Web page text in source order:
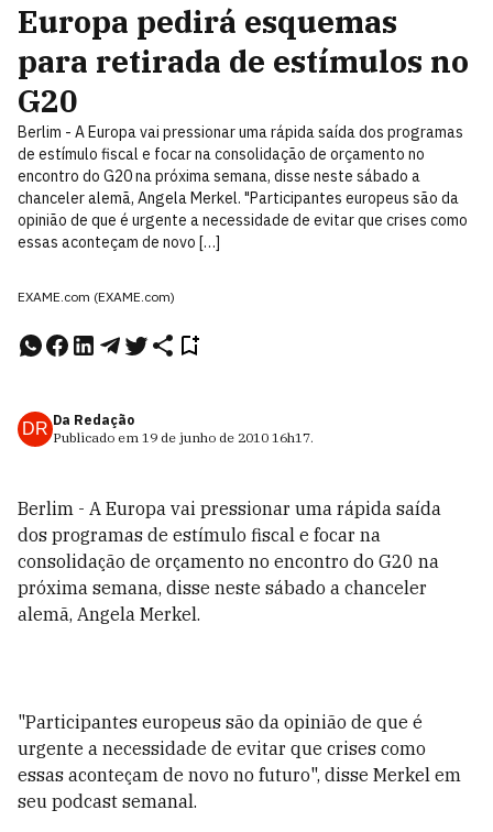
Europa pedirá esquemas
para retirada de estímulos no
G20
Berlim - A Europa vai pressionar uma rápida saída dos programas
de estímulo fiscal e focar na consolidação de orçamento no
encontro do G20 na próxima semana, disse neste sábado a
chanceler alemã, Angela Merkel. "Participantes europeus são da
opinião de que é urgente a necessidade de evitar que crises como
essas aconteçam de novo […]
EXAME.com (EXAME.com)
DR Da Redação
Publicado em 19 de junho de 2010 16h17.
Berlim - A Europa vai pressionar uma rápida saída
dos programas de estímulo fiscal e focar na
consolidação de orçamento no encontro do G20 na
próxima semana, disse neste sábado a chanceler
alemã, Angela Merkel.
"Participantes europeus são da opinião de que é
urgente a necessidade de evitar que crises como
essas aconteçam de novo no futuro", disse Merkel em
seu podcast semanal.